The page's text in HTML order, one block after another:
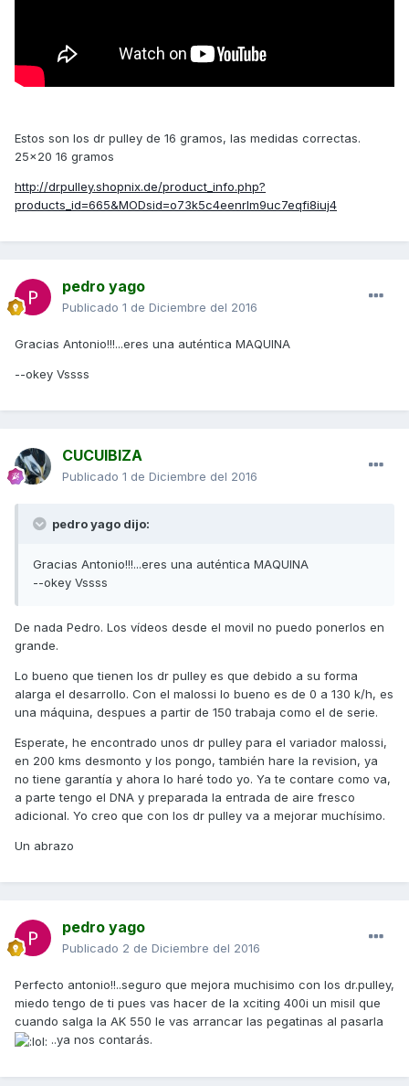
Estos son los dr pulley de 16 gramos, las medidas correctas.
25x20 16 gramos
http://drpulley.shopnix.de/product_info.php?
products_id=665&MODsid=o73k5c4eenrlm9uc7eqfi8iuj4
pedro yago
Publicado 1 de Diciembre del 2016
Gracias Antonio!!!...eres una auténtica MAQUINA
--okey Vssss
CUCUIBIZA
Publicado 1 de Diciembre del 2016
pedro yago dijo:
Gracias Antonio!!!...eres una auténtica MAQUINA
--okey Vssss
De nada Pedro. Los vídeos desde el movil no puedo ponerlos en
grande.
Lo bueno que tienen los dr pulley es que debido a su forma
alarga el desarrollo. Con el malossi lo bueno es de 0 a 130 k/h, es
una máquina, despues a partir de 150 trabaja como el de serie.
Esperate, he encontrado unos dr pulley para el variador malossi,
en 200 kms desmonto y los pongo, también hare la revision, ya
no tiene garantía y ahora lo haré todo yo. Ya te contare como va,
a parte tengo el DNA y preparada la entrada de aire fresco
adicional. Yo creo que con los dr pulley va a mejorar muchísimo.
Un abrazo
pedro yago
Publicado 2 de Diciembre del 2016
Perfecto antonio!!..seguro que mejora muchisimo con los dr.pulley,
miedo tengo de ti pues vas hacer de la xciting 400i un misil que
cuando salga la AK 550 le vas arrancar las pegatinas al pasarla
..ya nos contarás.